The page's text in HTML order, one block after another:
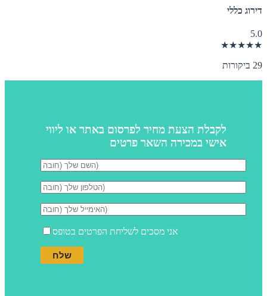
דירוג כללי
5.0
★★★★★
29 ביקורות
לקבלת הצעת מחיר לפרסום באתר או ליווי
אישי במכירה השאר פרטים
אני מסכים לשליחת הפרטים בטופס